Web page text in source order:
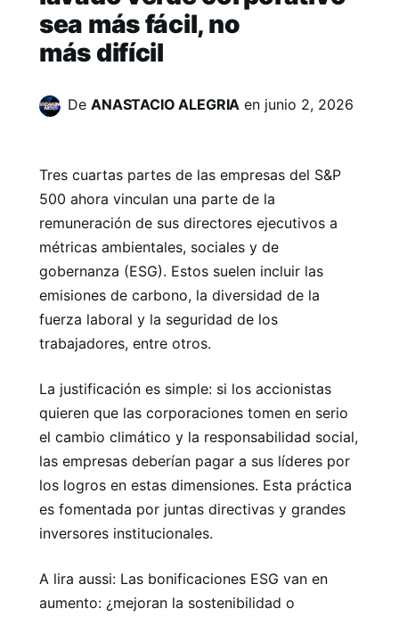
sea más fácil, no
más difícil
De ANASTACIO ALEGRIA en junio 2, 2026
Tres cuartas partes de las empresas del S&P
500 ahora vinculan una parte de la
remuneración de sus directores ejecutivos a
métricas ambientales, sociales y de
gobernanza (ESG). Estos suelen incluir las
emisiones de carbono, la diversidad de la
fuerza laboral y la seguridad de los
trabajadores, entre otros.
La justificación es simple: si los accionistas
quieren que las corporaciones tomen en serio
el cambio climático y la responsabilidad social,
las empresas deberían pagar a sus líderes por
los logros en estas dimensiones. Esta práctica
es fomentada por juntas directivas y grandes
inversores institucionales.
A lira aussi: Las bonificaciones ESG van en
aumento: ¿mejoran la sostenibilidad o